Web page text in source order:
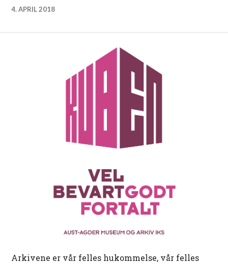
4. APRIL 2018
Arkivene er vår felles hukommelse, vår felles